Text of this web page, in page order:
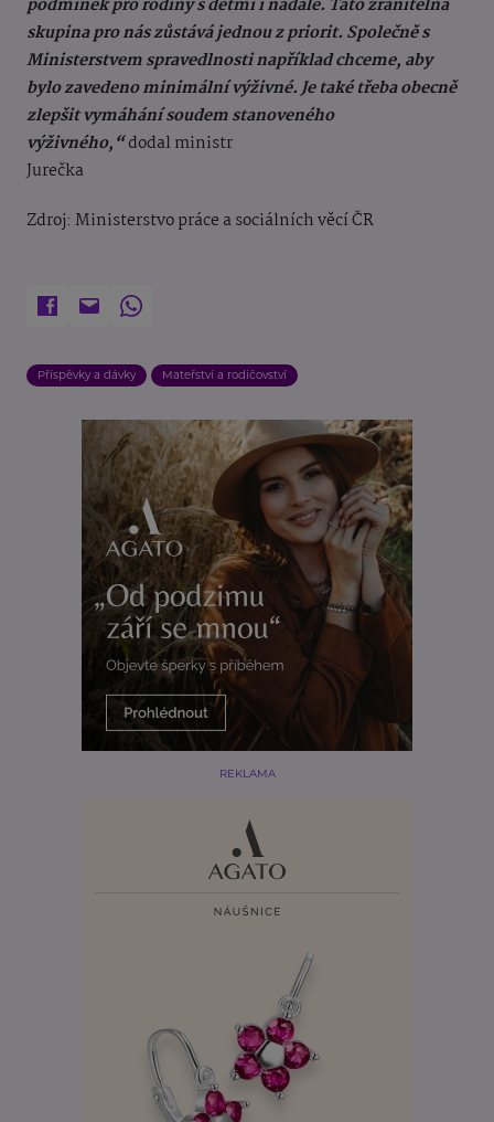
podmínek pro rodiny s dětmi i nadále. Tato zranitelná
skupina pro nás zůstává jednou z priorit. Společně s
Ministerstvem spravedlnosti například chceme, aby
bylo zavedeno minimální výživné. Je také třeba obecně
zlepšit vymáhání soudem stanoveného
výživného,“dodal ministr
Jurečka
Zdroj: Ministerstvo práce a sociálních věcí ČR
Příspěvky a dávky Mateřství a rodičovství
REKLAMA